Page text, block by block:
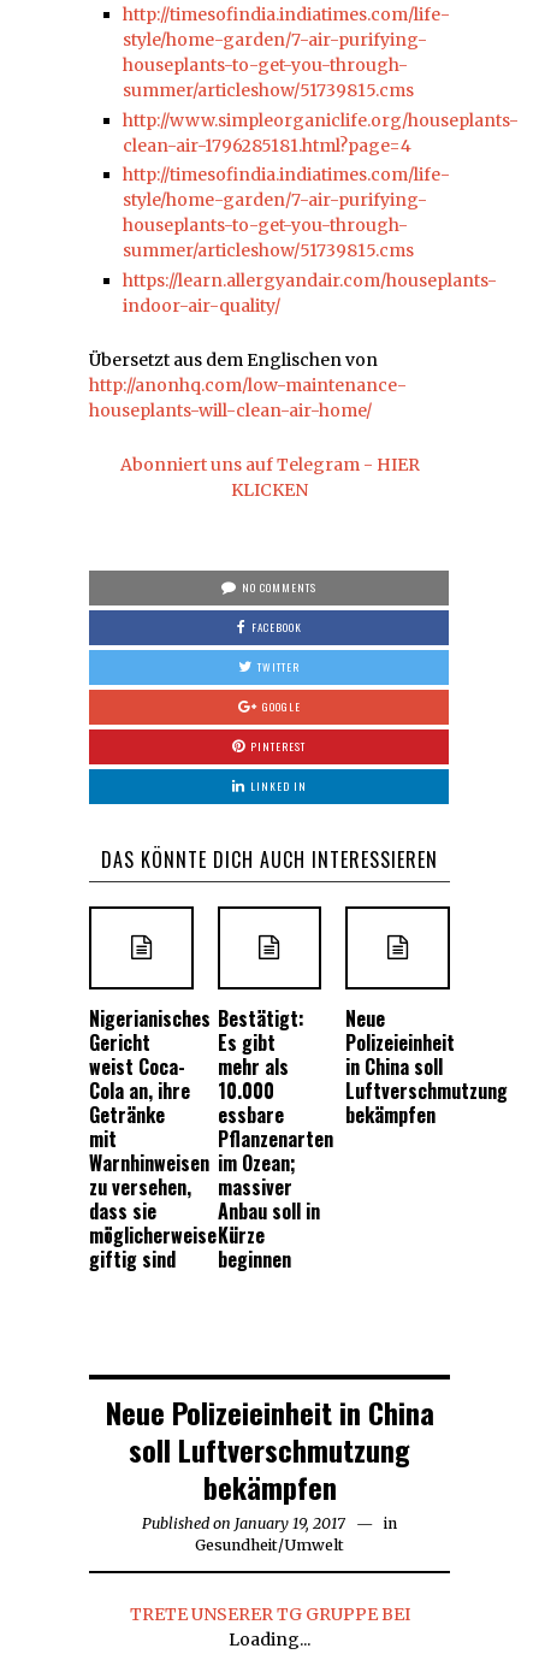
http://timesofindia.indiatimes.com/life-
style/home-garden/7-air-purifying-
houseplants-to-get-you-through-
summer/articleshow/51739815.cms
http://www.simpleorganiclife.org/houseplants-
clean-air-1796285181.html?page=4
http://timesofindia.indiatimes.com/life-
style/home-garden/7-air-purifying-
houseplants-to-get-you-through-
summer/articleshow/51739815.cms
https://learn.allergyandair.com/houseplants-
indoor-air-quality/
Übersetzt aus dem Englischen von
http://anonhq.com/low-maintenance-
houseplants-will-clean-air-home/
Abonniert uns auf Telegram - HIER
KLICKEN
NO COMMENTS
FACEBOOK
TWITTER
GOOGLE
PINTEREST
LINKED IN
DAS KÖNNTE DICH AUCH INTERESSIEREN
Nigerianisches
Gericht
weist Coca-
Cola an, ihre
Getränke
mit
Warnhinweisen
zu versehen,
dass sie
möglicherweise
giftig sind
Bestätigt:
Es gibt
mehr als
10.000
essbare
Pflanzenarten
im Ozean;
massiver
Anbau soll in
Kürze
beginnen
Neue
Polizeieinheit
in China soll
Luftverschmutzung
bekämpfen
Neue Polizeieinheit in China
soll Luftverschmutzung
bekämpfen
Published on January 19, 2017
in
Gesundheit/Umwelt
TRETE UNSERER TG GRUPPE BEI
Loading...